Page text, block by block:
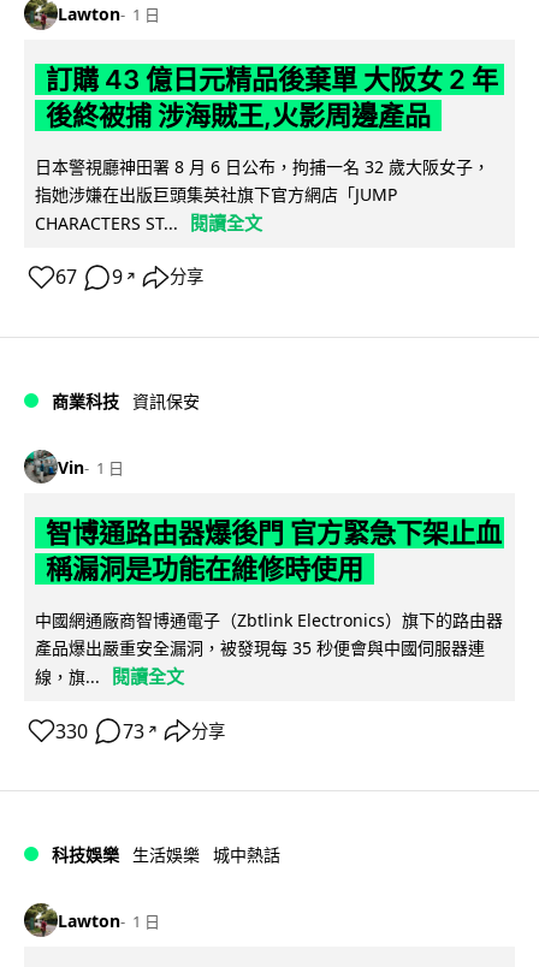
Lawton 1 日
訂購 43 億日元精品後棄單 大阪女 2 年
後終被捕 涉海賊王,火影周邊產品
日本警視廳神田署 8 月 6 日公布，拘捕一名 32 歲大阪女子，
指她涉嫌在出版巨頭集英社旗下官方網店「JUMP
CHARACTERS ST...
閱讀全文
67 9 ↗ 分享
商業科技 資訊保安
Vin 1 日
智博通路由器爆後門 官方緊急下架止血
稱漏洞是功能在維修時使用
中國網通廠商智博通電子（Zbtlink Electronics）旗下的路由器
產品爆出嚴重安全漏洞，被發現每 35 秒便會與中國伺服器連
線，旗...
閱讀全文
330 73 ↗ 分享
科技娛樂 生活娛樂 城中熱話
Lawton 1 日